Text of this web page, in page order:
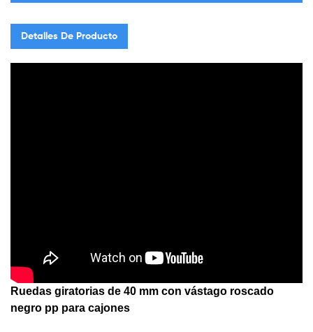
Detalles De Producto
Ruedas giratorias de 40 mm con vástago roscado
negro pp para cajones